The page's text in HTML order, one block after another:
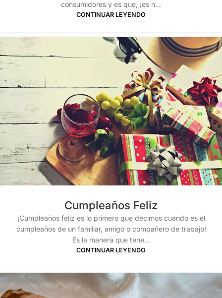
consumidores y es que, ¡es n...
CONTINUAR LEYENDO
Cumpleaños Feliz
¡Cumpleaños feliz es lo primero que decimos cuando es el
cumpleaños de un familiar, amigo o compañero de trabajo!
Es la manera que tene...
CONTINUAR LEYENDO